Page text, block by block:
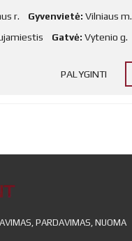
r. Gyvenvietė: Vilniaus m.
Gatvė: Vytenio g.
PALYGINTI
PARDAVIMAS, NUOMA